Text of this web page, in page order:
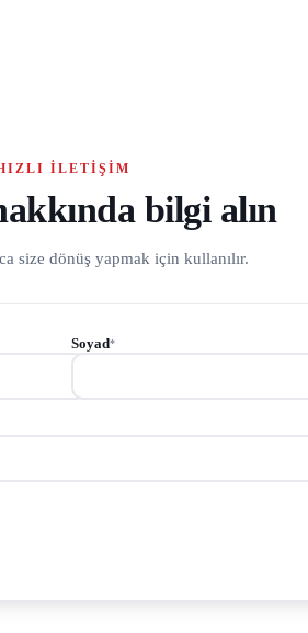
İLETIŞIM
bilgi alın
size dönüş yapmak için kullanılır.
Soyad*